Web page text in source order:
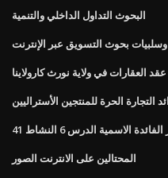
البحوث التداول الداخلي والتنمية
وسلبيات بحوث التسويق عبر الإنترنت
العقارات في ولاية نورث كارولاينا
التجارة الحرة للمنتجين الأستراليين
الاسمية الدرس 6 النشاط 41
المحتالين على الانترنت الصور